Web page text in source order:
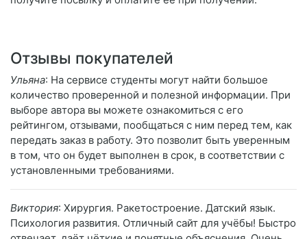
Отзывы покупателей
Ульяна: На сервисе студенты могут найти большое
количество проверенной и полезной информации. При
выборе автора вы можете ознакомиться с его
рейтингом, отзывами, пообщаться с ним перед тем, как
передать заказ в работу. Это позволит быть уверенным
в том, что он будет выполнен в срок, в соответствии с
установленными требованиями.
Виктория: Хирургия. Ракетостроение. Датский язык.
Психология развития. Отличный сайт для учёбы! Быстро